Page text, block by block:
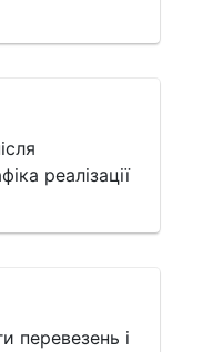
реалізації
перевезень і